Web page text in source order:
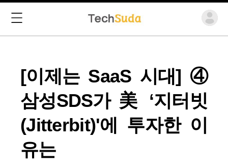
[이제는 SaaS 시대] ④
삼성SDS가 美 ‘지터빗
(Jitterbit)'에 투자한 이
유는